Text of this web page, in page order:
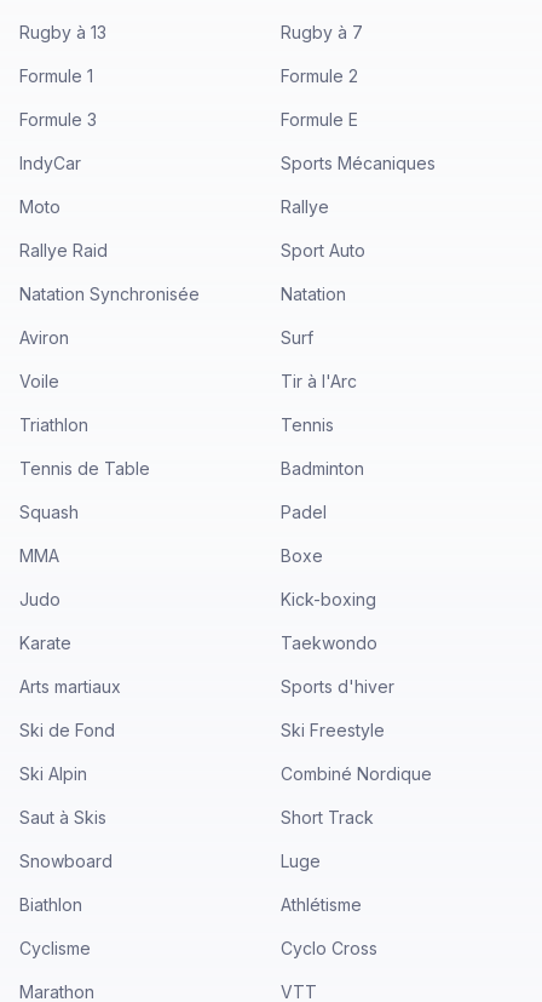
Rugby à 13 Rugby à 7
Formule 1 Formule 2
Formule 3 Formule E
IndyCar Sports Mécaniques
Moto Rallye
Rallye Raid Sport Auto
Natation Synchronisée Natation
Aviron Surf
Voile Tir à l'Arc
Triathlon Tennis
Tennis de Table Badminton
Squash Padel
MMA Boxe
Judo Kick-boxing
Karate Taekwondo
Arts martiaux Sports d'hiver
Ski de Fond Ski Freestyle
Ski Alpin Combiné Nordique
Saut à Skis Short Track
Snowboard Luge
Biathlon Athlétisme
Cyclisme Cyclo Cross
Marathon VTT